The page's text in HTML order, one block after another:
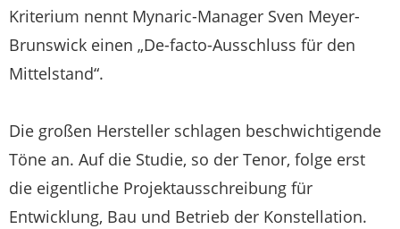
Kriterium nennt Mynaric-Manager Sven Meyer-
Brunswick einen „De-facto-Ausschluss für den
Mittelstand“.
Die großen Hersteller schlagen beschwichtigende
Töne an. Auf die Studie, so der Tenor, folge erst
die eigentliche Projektausschreibung für
Entwicklung, Bau und Betrieb der Konstellation.